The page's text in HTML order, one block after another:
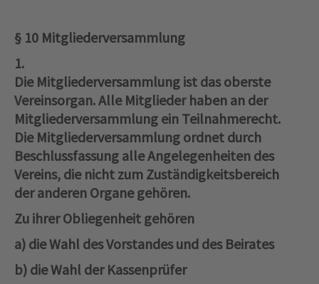
§ 10 Mitgliederversammlung
1.
Die Mitgliederversammlung ist das oberste
Vereinsorgan. Alle Mitglieder haben an der
Mitgliederversammlung ein Teilnahmerecht.
Die Mitgliederversammlung ordnet durch
Beschlussfassung alle Angelegenheiten des
Vereins, die nicht zum Zuständigkeitsbereich
der anderen Organe gehören.
Zu ihrer Obliegenheit gehören
a) die Wahl des Vorstandes und des Beirates
b) die Wahl der Kassenprüfer